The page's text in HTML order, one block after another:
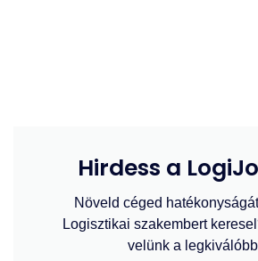
Hirdess a
Növeld céged
Logisztikai szakembert
velünk a